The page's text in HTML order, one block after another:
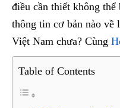
điều cần thiết không thể
thông tin cơ bản nào về
Việt Nam chưa? Cùng
Table of Contents